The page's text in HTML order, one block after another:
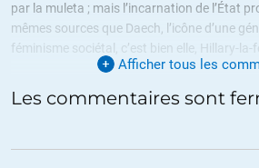
par la muleta ; mais l’incarnation de l’État
mêmes sources que Daech, l’icône d’une
féminisme sociétal, c’est bien elle, Hillary-la-
« Assange est la p… de Poutine (Assange is
savons tous ! », tel est le credo de cette
mot de passe de ces criminels qui veulent la
Afficher tous les
Les commentaires sont